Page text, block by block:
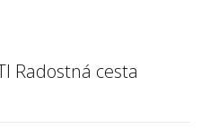
Radostná cesta